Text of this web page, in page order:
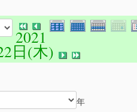
2021
日(木)
年